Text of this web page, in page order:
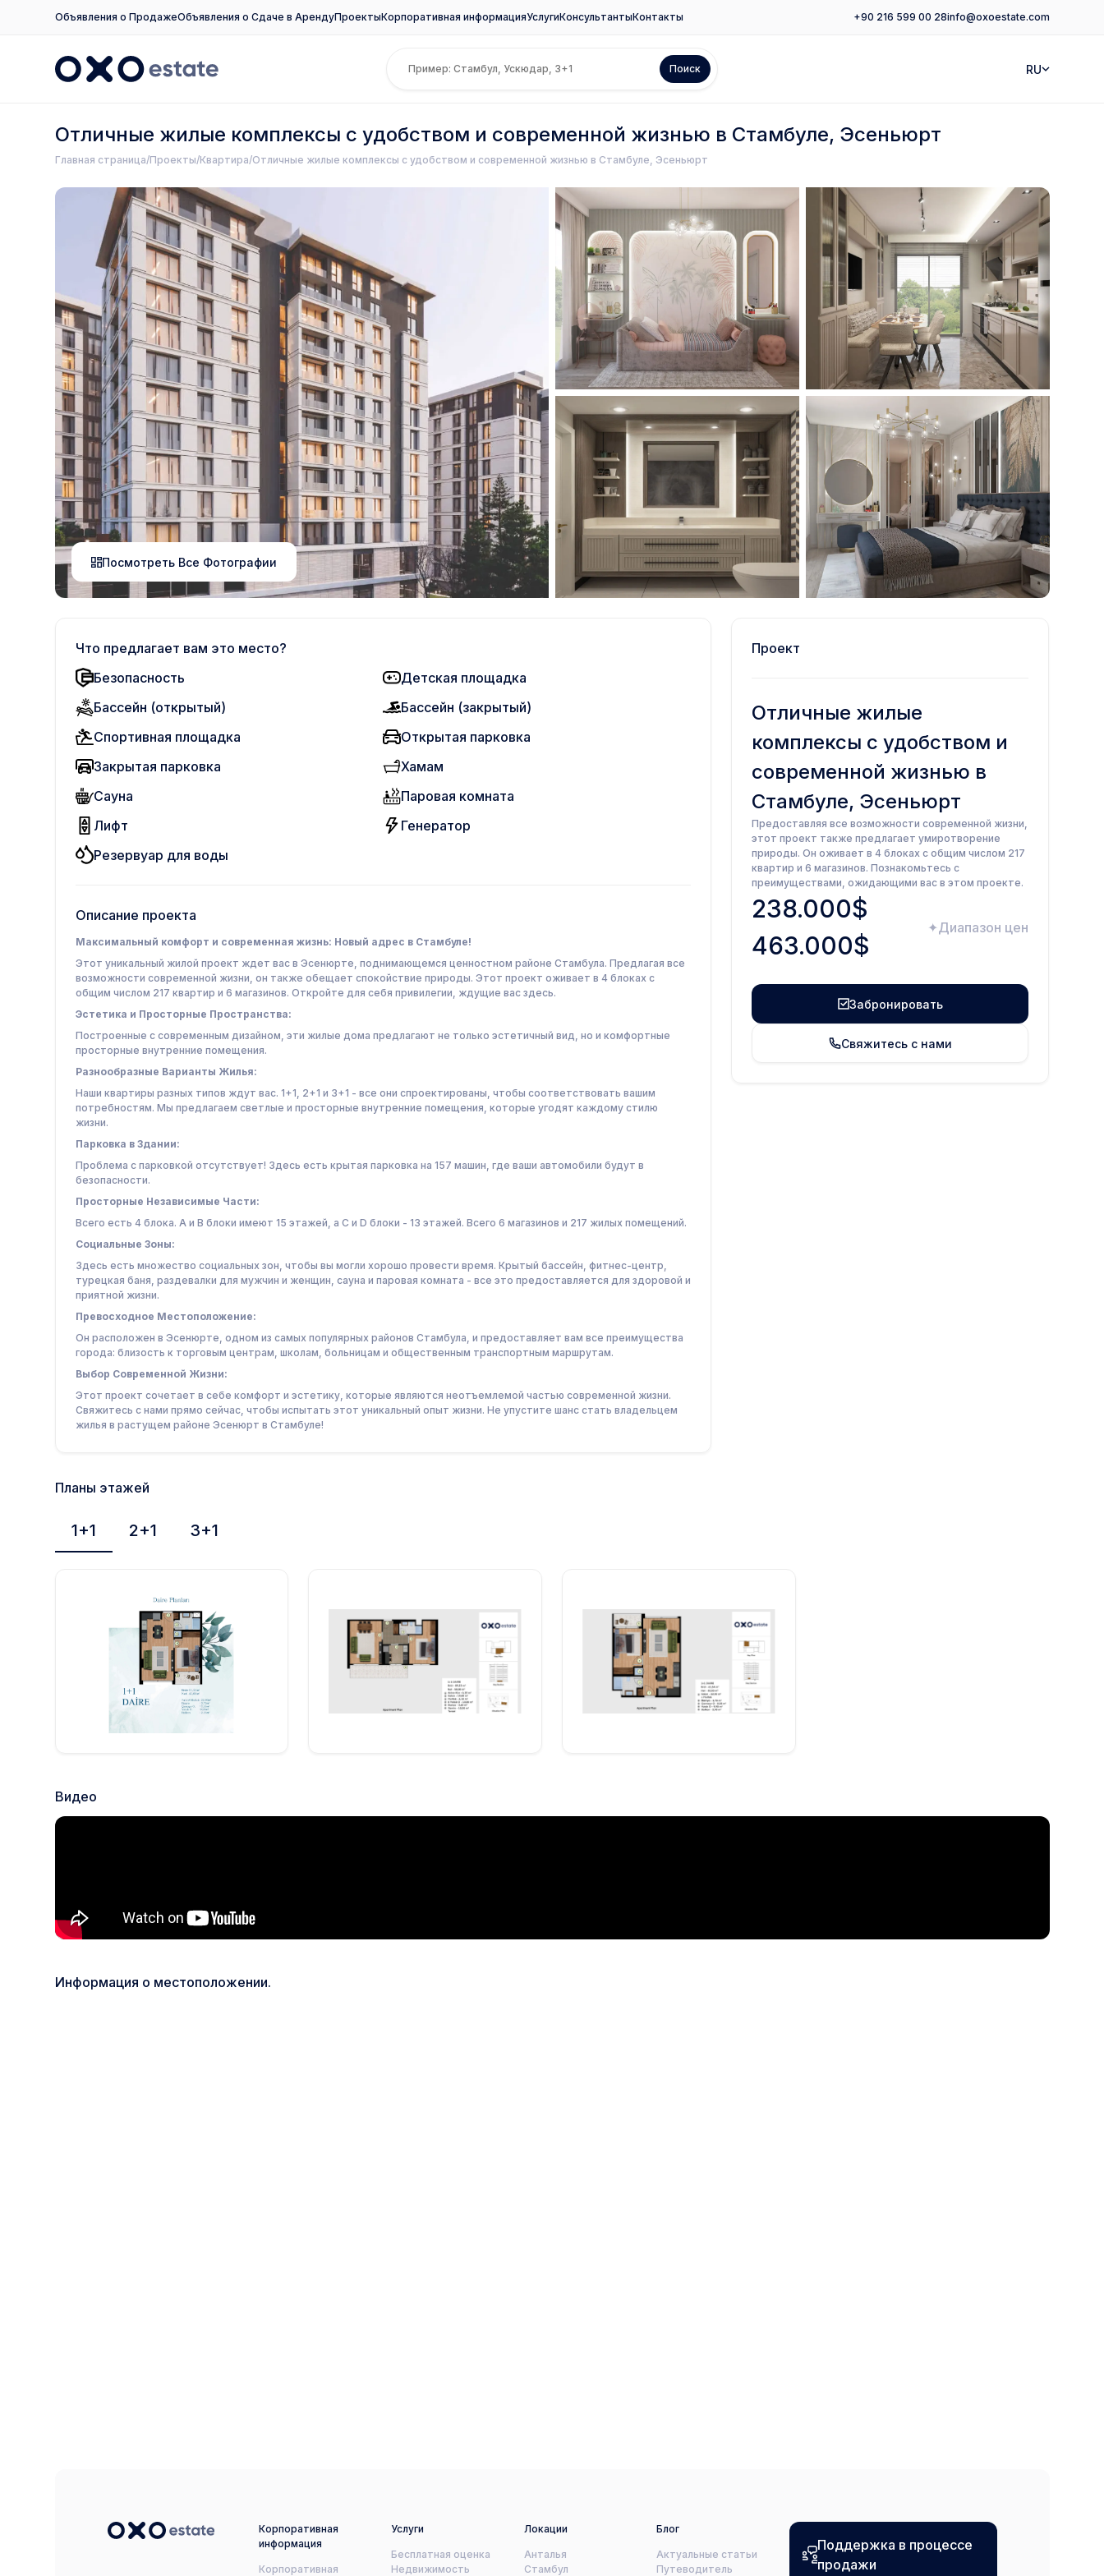
Объявления о ПродажеОбъявления о Сдаче в АрендуПроектыКорпоративная информацияУслугиКонсультантыКонтакты +90 216 599 00 28info@oxoestate.com
Поиск RU
Отличные жилые комплексы с удобством и современной жизнью в Стамбуле, Эсеньюрт
Главная страница Проекты Квартира Отличные жилые комплексы с удобством и современной жизнью в Стамбуле, Эсеньюрт
Посмотреть Все Фотографии
Что предлагает вам это место?
Безопасность
Детская площадка
Бассейн (открытый)
Бассейн (закрытый)
Спортивная площадка
Открытая парковка
Закрытая парковка
Хамам
Сауна
Паровая комната
Лифт
Генератор
Резервуар для воды
Описание проекта
Максимальный комфорт и современная жизнь: Новый адрес в Стамбуле!
Этот уникальный жилой проект ждет вас в Эсенюрте, поднимающемся ценностном районе Стамбула. Предлагая все
возможности современной жизни, он также обещает спокойствие природы. Этот проект оживает в 4 блоках с
общим числом 217 квартир и 6 магазинов. Откройте для себя привилегии, ждущие вас здесь.
Эстетика и Просторные Пространства:
Построенные с современным дизайном, эти жилые дома предлагают не только эстетичный вид, но и комфортные
просторные внутренние помещения.
Разнообразные Варианты Жилья:
Наши квартиры разных типов ждут вас. 1+1, 2+1 и 3+1 - все они спроектированы, чтобы соответствовать вашим
потребностям. Мы предлагаем светлые и просторные внутренние помещения, которые угодят каждому стилю
жизни.
Парковка в Здании:
Проблема с парковкой отсутствует! Здесь есть крытая парковка на 157 машин, где ваши автомобили будут в
безопасности.
Просторные Независимые Части:
Всего есть 4 блока. А и В блоки имеют 15 этажей, а С и D блоки - 13 этажей. Всего 6 магазинов и 217 жилых помещений.
Социальные Зоны:
Здесь есть множество социальных зон, чтобы вы могли хорошо провести время. Крытый бассейн, фитнес-центр,
турецкая баня, раздевалки для мужчин и женщин, сауна и паровая комната - все это предоставляется для здоровой и
приятной жизни.
Превосходное Местоположение:
Он расположен в Эсенюрте, одном из самых популярных районов Стамбула, и предоставляет вам все преимущества
города: близость к торговым центрам, школам, больницам и общественным транспортным маршрутам.
Выбор Современной Жизни:
Этот проект сочетает в себе комфорт и эстетику, которые являются неотъемлемой частью современной жизни.
Свяжитесь с нами прямо сейчас, чтобы испытать этот уникальный опыт жизни. Не упустите шанс стать владельцем
жилья в растущем районе Эсенюрт в Стамбуле!
Проект
Отличные жилые
комплексы с удобством и
современной жизнью в
Стамбуле, Эсеньюрт
Предоставляя все возможности современной жизни,
этот проект также предлагает умиротворение
природы. Он оживает в 4 блоках с общим числом 217
квартир и 6 магазинов. Познакомьтесь с
преимуществами, ожидающими вас в этом проекте.
238.000$
463.000$
Диапазон цен
Забронировать
Свяжитесь с нами
Планы этажей
1+1 2+1 3+1
Видео
Информация о местоположении.
Корпоративная
информация
Корпоративная
Услуги
Бесплатная оценка
Недвижимость
Локации
Анталья
Стамбул
Блог
Актуальные статьи
Путеводитель
Поддержка в процессе
продажи